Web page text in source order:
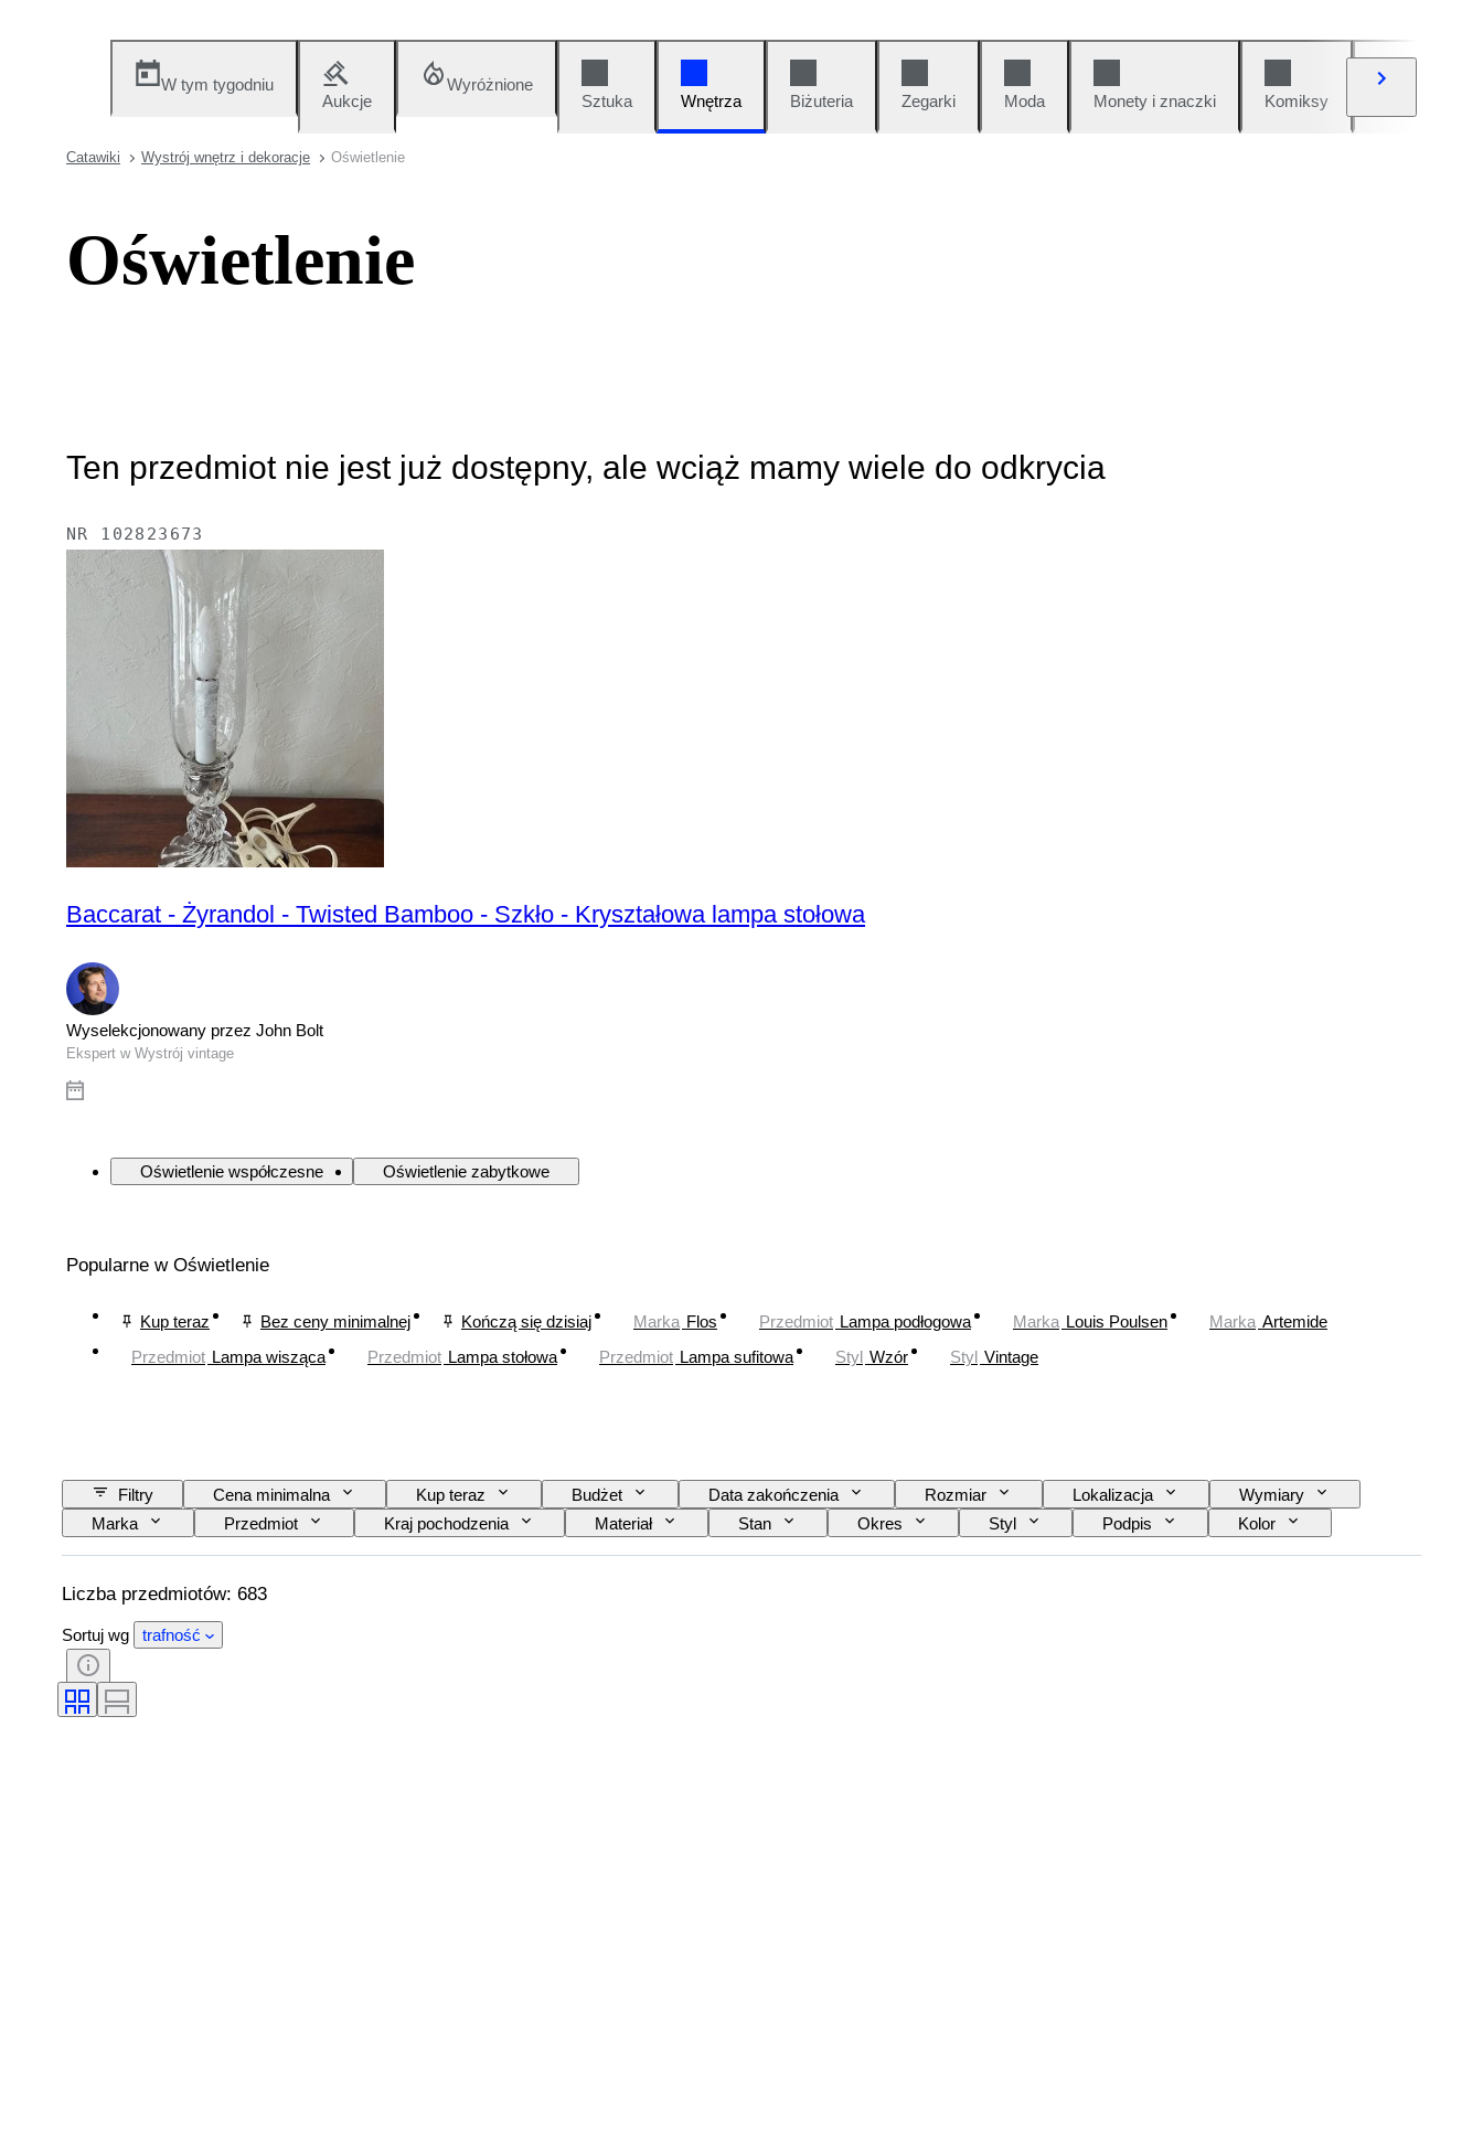
W tym tygodniu
Aukcje
Wyróżnione
Sztuka
Wnętrza Biżuteria Zegarki Moda Monety i znaczki Komiksy
Catawiki Wystrój wnętrz i dekoracje Oświetlenie
Oświetlenie
Ten przedmiot nie jest już dostępny, ale wciąż mamy wiele do odkrycia
NR 102823673
Baccarat - Żyrandol - Twisted Bamboo - Szkło - Kryształowa lampa stołowa
Wyselekcjonowany przez John Bolt
Ekspert w Wystrój vintage
Oświetlenie współczesne Oświetlenie zabytkowe
Popularne w Oświetlenie
Kup teraz Bez ceny minimalnej Kończą się dzisiaj Marka Flos Przedmiot Lampa podłogowa Marka Louis Poulsen Marka Artemide
Przedmiot Lampa wisząca Przedmiot Lampa stołowa Przedmiot Lampa sufitowa Styl Wzór Styl Vintage
Filtry Cena minimalna Kup teraz Budżet Data zakończenia Rozmiar Lokalizacja
Wymiary
Marka
Przedmiot Kraj pochodzenia Materiał Stan Okres Styl Podpis
Kolor
Sprzedawane przez
Lampa żeglarska Era Twórca Model
Liczba przedmiotów: 683
Sortuj wg trafność